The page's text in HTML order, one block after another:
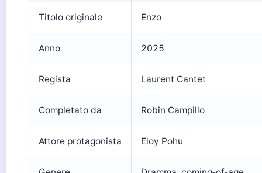
Titolo originale Enzo
Anno 2025
Regista Laurent Cantet
Completato da Robin Campillo
Attore protagonista Eloy Pohu